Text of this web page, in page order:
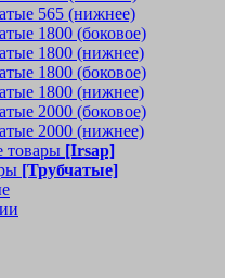
565 (нижнее)
1800 (боковое)
1800 (нижнее)
1800 (боковое)
1800 (нижнее)
2000 (боковое)
2000 (нижнее)
товары [Irsap]
[Трубчатые]